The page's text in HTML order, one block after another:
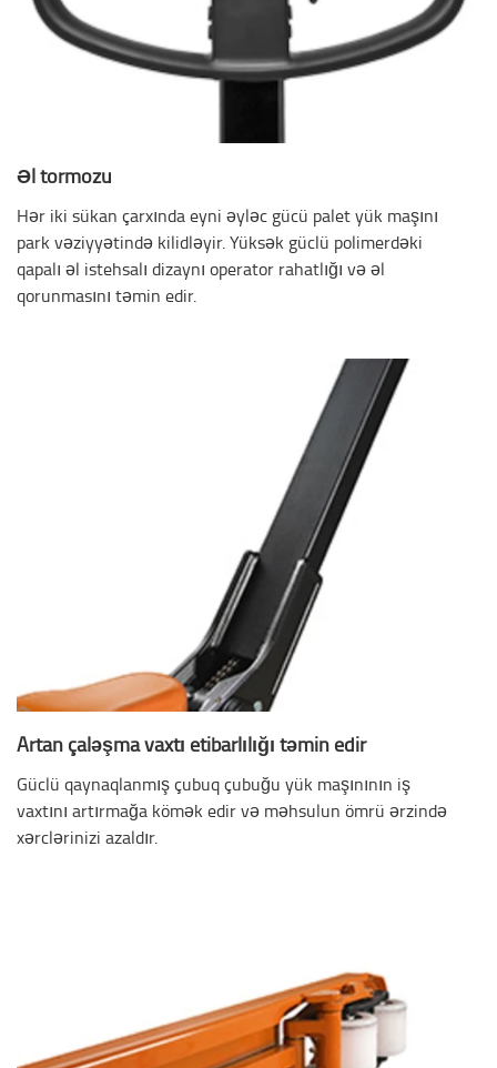
Əl tormozu
Hər iki sükan çarxında eyni əyləc gücü palet yük maşını
park vəziyyətində kilidləyir. Yüksək güclü polimerdəki
qapalı əl istehsalı dizaynı operator rahatlığı və əl
qorunmasını təmin edir.
Artan çaləşma vaxtı etibarlılığı təmin edir
Güclü qaynaqlanmış çubuq çubuğu yük maşınının iş
vaxtını artırmağa kömək edir və məhsulun ömrü ərzində
xərclərinizi azaldır.